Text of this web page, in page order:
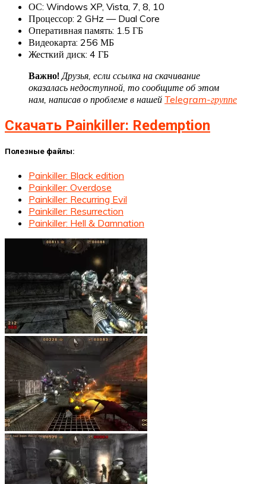
ОС: Windows XP, Vista, 7, 8, 10
Процессор: 2 GHz — Dual Core
Оперативная память: 1.5 ГБ
Видеокарта: 256 МБ
Жесткий диск: 4 ГБ
Важно!Друзья, если ссылка на скачивание
оказалась недоступной, то сообщите об этом
нам, написав о проблеме в нашей Telegram-группе
Скачать Painkiller: Redemption
Полезные файлы:
Painkiller: Black edition
Painkiller: Overdose
Painkiller: Recurring Evil
Painkiller: Resurrection
Painkiller: Hell & Damnation